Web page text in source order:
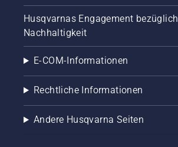
Husqvarnas Engagement bezüglich
Nachhaltigkeit
E-COM-Informationen
Rechtliche Informationen
Andere Husqvarna Seiten